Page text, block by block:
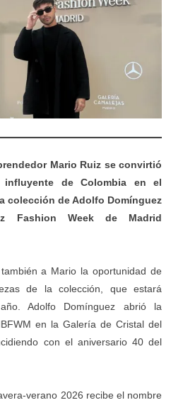
Mario Ruiz se convirtió
de Colombia en el
colección de Adolfo Domínguez
Fashion Week de Madrid
a Mario la oportunidad de
de la colección, que estará
Adolfo Domínguez abrió la
en la Galería de Cristal del
con el aniversario 40 del
verano 2026 recibe el nombre